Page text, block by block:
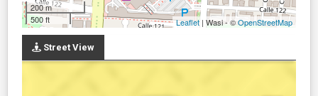
200 m
500 ft
Leaflet | Wasi - ©OpenStreetMap
Street View